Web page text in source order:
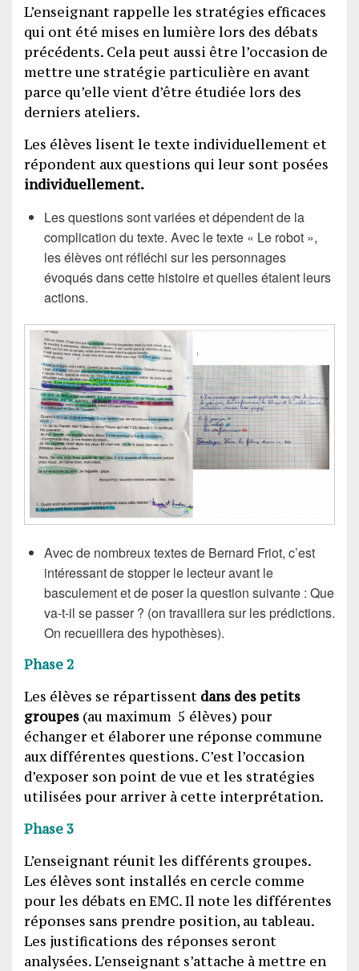
L’enseignant rappelle les stratégies efficaces
qui ont été mises en lumière lors des débats
précédents. Cela peut aussi être l’occasion de
mettre une stratégie particulière en avant
parce qu’elle vient d’être étudiée lors des
derniers ateliers.
Les élèves lisent le texte individuellement et
répondent aux questions qui leur sont posées
individuellement.
Les questions sont variées et dépendent de la
complication du texte. Avec le texte « Le robot »,
les élèves ont réfléchi sur les personnages
évoqués dans cette histoire et quelles étaient leurs
actions.
Avec de nombreux textes de Bernard Friot, c’est
intéressant de stopper le lecteur avant le
basculement et de poser la question suivante : Que
va-t-il se passer ? (on travaillera sur les prédictions.
On recueillera des hypothèses).
Phase 2
Les élèves se répartissent dans des petits
groupes (au maximum 5 élèves) pour
échanger et élaborer une réponse commune
aux différentes questions. C’est l’occasion
d’exposer son point de vue et les stratégies
utilisées pour arriver à cette interprétation.
Phase 3
L’enseignant réunit les différents groupes.
Les élèves sont installés en cercle comme
pour les débats en EMC. Il note les différentes
réponses sans prendre position, au tableau.
Les justifications des réponses seront
analysées. L’enseignant s’attache à mettre en